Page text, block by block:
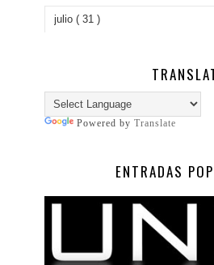
Powered by Translate
ENTRADAS